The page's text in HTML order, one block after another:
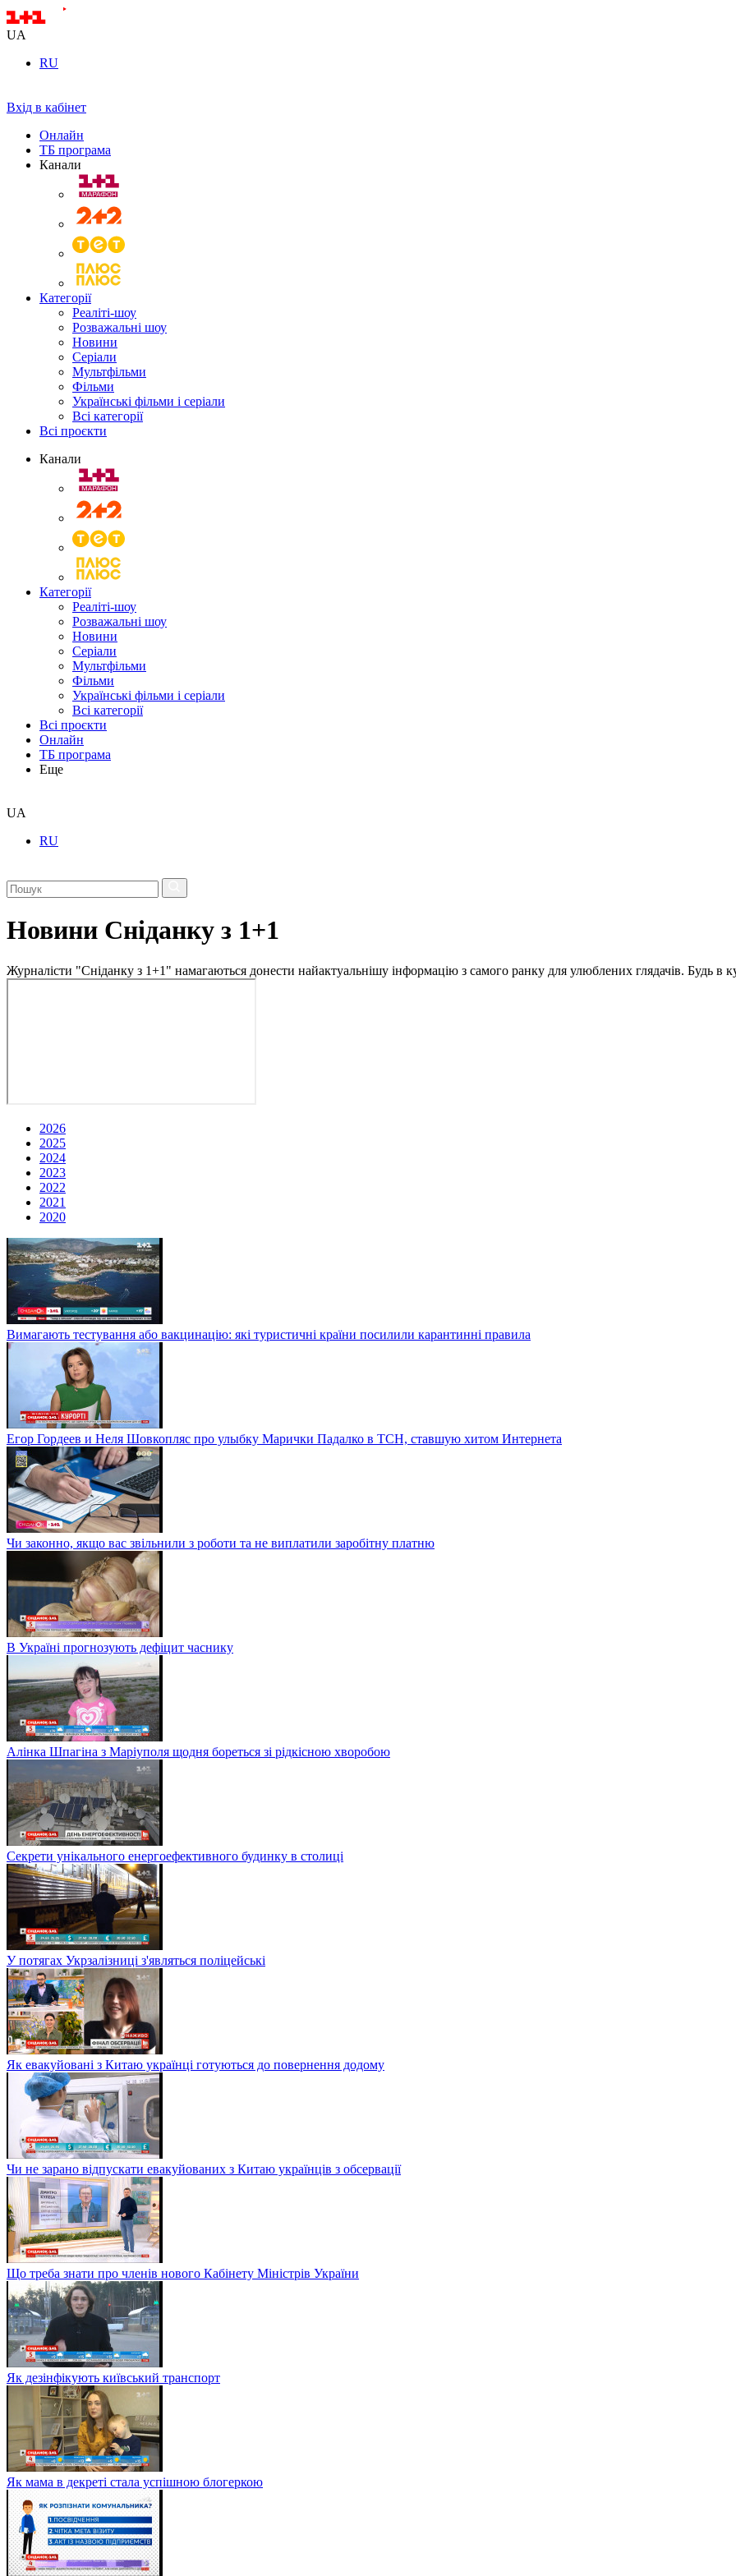
UA
RU
Вхід в кабінет
Онлайн
ТБ програма
Канали
Категорії
Реаліті-шоу
Розважальні шоу
Новини
Серіали
Мультфільми
Фільми
Українські фільми і серіали
Всі категорії
Всі проєкти
Канали
Категорії
Реаліті-шоу
Розважальні шоу
Новини
Серіали
Мультфільми
Фільми
Українські фільми і серіали
Всі категорії
Всі проєкти
Онлайн
ТБ програма
Еще
UA
RU
Новини Сніданку з 1+1
Журналісти "Сніданку з 1+1" намагаються донести найактуальнішу інформацію з самого ранку для улюблених глядачів. Будь в
2026
2025
2024
2023
2022
2021
2020
Вимагають тестування або вакцинацію: які туристичні країни посилили карантинні правила
Егор Гордеев и Неля Шовкопляс про улыбку Марички Падалко в ТСН, ставшую хитом Интернета
Чи законно, якщо вас звільнили з роботи та не виплатили заробітну платню
В Україні прогнозують дефіцит часнику
Алінка Шпагіна з Маріуполя щодня бореться зі рідкісною хворобою
Секрети унікального енергоефективного будинку в столиці
У потягах Укрзалізниці з'являться поліцейські
Як евакуйовані з Китаю українці готуються до повернення додому
Чи не зарано відпускати евакуйованих з Китаю українців з обсервації
Що треба знати про членів нового Кабінету Міністрів України
Як дезінфікують київський транспорт
Як мама в декреті стала успішною блогеркою